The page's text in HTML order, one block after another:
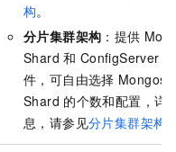
构。
分片集群架构 ：提供
Shard 和 ConfigServer
件，可自由选择 Mongos
Shard 的个数和配置，详
息，请参见分片集群架构